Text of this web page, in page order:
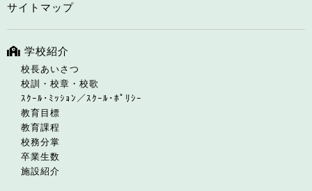
サイトマップ
学校紹介
校長あいさつ
校訓・校章・校歌
ｽｸｰﾙ･ﾐｯｼｮﾝ／ｽｸｰﾙ･ﾎﾟﾘｼｰ
教育目標
教育課程
校務分掌
卒業生数
施設紹介